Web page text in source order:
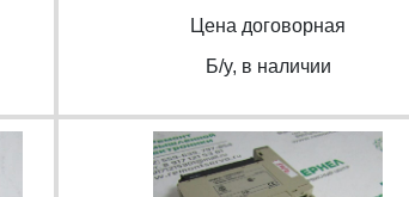
Цена договорная
Б/y, в наличии